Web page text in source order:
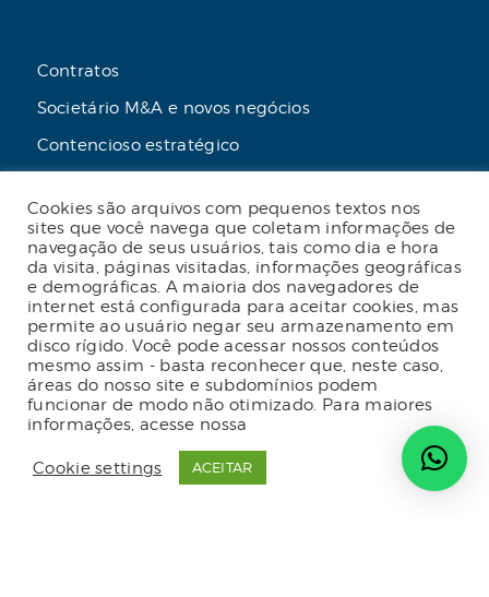
Contratos
Societário M&A e novos negócios
Contencioso estratégico
Advogado online
Planos de assessoria mensal
2023 Malgueiro Campos Zardo Advocacia |
Termos e condições de uso do site|Política
de privacidade| Código de conduta|
Política de privacidade para fornecedores|
Política de gestão de crises e continuidade
de negócios
| Desenvolvido por
Radar do
Marketing
Cookies são arquivos com pequenos textos nos
sites que você navega que coletam informações de
navegação de seus usuários, tais como dia e hora
da visita, páginas visitadas, informações geográficas
e demográficas. A maioria dos navegadores de
internet está configurada para aceitar cookies, mas
permite ao usuário negar seu armazenamento em
disco rígido. Você pode acessar nossos conteúdos
mesmo assim - basta reconhecer que, neste caso,
áreas do nosso site e subdomínios podem
funcionar de modo não otimizado. Para maiores
informações, acesse nossa
Política de Privacidade
Cookie settings ACEITAR